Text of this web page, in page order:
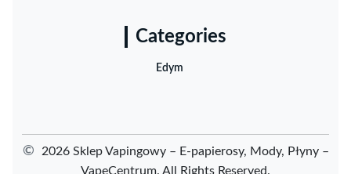
Categories
Edym
©
2026 Sklep Vapingowy – E-papierosy, Mody, Płyny –
VapeCentrum. All Rights Reserved.